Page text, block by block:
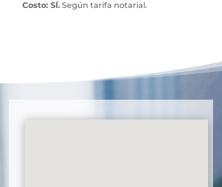
Costo: SÍ.Según tarifa notarial.